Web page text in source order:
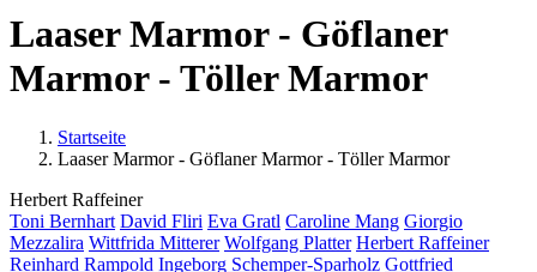
Laaser Marmor - Göflaner
Marmor - Töller Marmor
Sie sind hier
Startseite
Laaser Marmor - Göflaner Marmor - Töller Marmor
Herbert Raffeiner
Toni Bernhart David Fliri Eva Gratl Caroline Mang Giorgio
Mezzalira Wittfrida Mitterer Wolfgang Platter Herbert Raffeiner
Reinhard Rampold Ingeborg Schemper-Sparholz Gottfried